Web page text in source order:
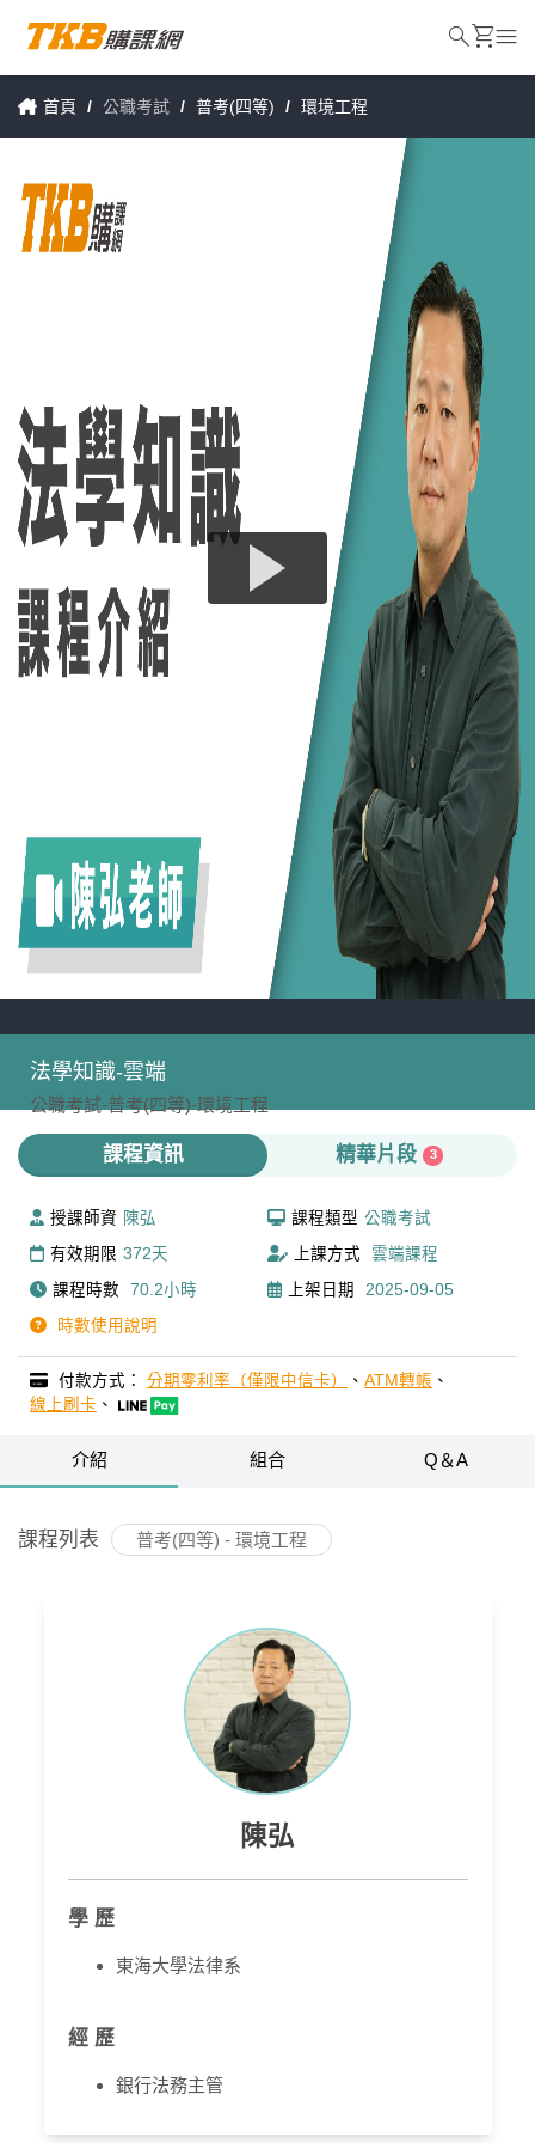
首頁 / 公職考試 / 普考(四等) / 環境工程
法學知識-雲端
公職考試-普考(四等)-環境工程
課程資訊 精華片段 3
授課師資 陳弘 課程類型 公職考試
有效期限 372天 上課方式
雲端課程
課程時數
70.2小時 上架日期
2025-09-05
時數使用說明
付款方式：分期零利率（僅限中信卡） 、ATM轉帳 、
線上刷卡 、
介紹 組合 Q＆A
課程列表 普考(四等) - 環境工程
陳弘
學 歷
東海大學法律系
經 歷
銀行法務主管
searchshopping_cartmenu